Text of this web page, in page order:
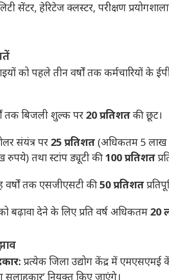
सेंटर, हेरिटेज क्लस्टर, परीक्षण
को पहले तीन वर्षों तक कर्मचारियों के
तक बिजली शुल्क पर 20 प्रतिशतकी छूट।
संयंत्र पर 25 प्रतिशत (अधिकतम 5 लाख
तथा स्टांप ड्यूटी की100 प्रतिशत
वर्षों तक एसजीएसटी की50 प्रतिशत
को बढ़ावा देने के लिए प्रति वर्ष अधिकतम 20
प्रत्येक जिला उद्योग केंद्र में एमएसएमई
सलाहकार’ नियुक्त किए जाएंगे।